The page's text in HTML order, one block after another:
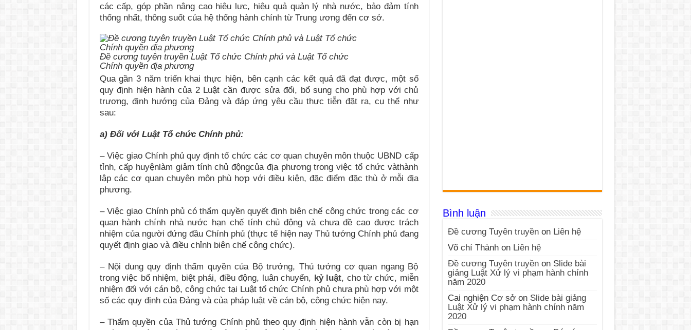
các cấp, góp phần nâng cao hiệu lực, hiệu quả quản lý nhà nước, bảo đảm tính
thống nhất, thông suốt của hệ thống hành chính từ Trung ương đến cơ sở.
Đề cương tuyên truyền Luật Tổ chức Chính phủ và Luật Tổ chức
Chính quyền địa phương
Qua gần 3 năm triển khai thực hiện, bên cạnh các kết quả đã đạt được, một số
quy định hiện hành của 2 Luật cần được sửa đổi, bổ sung cho phù hợp với chủ
trương, định hướng của Đảng và đáp ứng yêu cầu thực tiễn đặt ra, cụ thể như
sau:
a) Đối với Luật Tổ chức Chính phủ:
– Việc giao Chính phủ quy định tổ chức các cơ quan chuyên môn thuộc UBND cấp
tỉnh, cấp huyệnlàm giảm tính chủ độngcủa địa phương trong việc tổ chức vàthành
lập các cơ quan chuyên môn phù hợp với điều kiện, đặc điểm đặc thù ở mỗi địa
phương.
– Việc giao Chính phủ có thẩm quyền quyết định biên chế công chức trong các cơ
quan hành chính nhà nước hạn chế tính chủ động và chưa đề cao được trách
nhiệm của người đứng đầu Chính phủ (thực tế hiện nay Thủ tướng Chính phủ đang
quyết định giao và điều chỉnh biên chế công chức).
– Nội dung quy định thẩm quyền của Bộ trưởng, Thủ tưởng cơ quan ngang Bộ
trong việc bổ nhiệm, biệt phái, điều động, luân chuyển, kỷ luật, cho từ chức, miễn
nhiệm đối với cán bộ, công chức tại Luật tổ chức Chính phủ chưa phù hợp với một
số các quy định của Đảng và của pháp luật về cán bộ, công chức hiện nay.
– Thẩm quyền của Thủ tướng Chính phủ theo quy định hiện hành vẫn còn bị hạn
Bình luận
Đề cương Tuyên truyềnon Liên hệ
Võ chí Thànhon Liên hệ
Đề cương Tuyên truyềnon Slide bài
giảng Luật Xử lý vi phạm hành chính
năm 2020
Cai nghiện Cơ sởon Slide bài giảng
Luật Xử lý vi phạm hành chính năm
2020